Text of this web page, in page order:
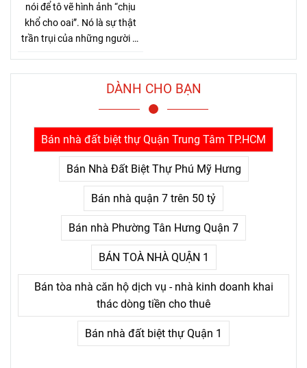
nói để tô vẽ hình ảnh “chịu
khổ cho oai”. Nó là sự thật
trần trụi của những người đi
người chỉ nhận ra sau khi đã
phải là khó khăn lớn, mà là
nỗi đau kéo dài không thấy
điểm kết.
DÀNH CHO BẠN
Bán nhà đất biệt thự Quận Trung Tâm TP.HCM
Bán Nhà Đất Biệt Thự Phú Mỹ Hưng
Bán nhà quận 7 trên 50 tỷ
Bán nhà Phường Tân Hưng Quận 7
BÁN TOÀ NHÀ QUẬN 1
Bán tòa nhà căn hộ dịch vụ - nhà kinh doanh khai
thác dòng tiền cho thuê
Bán nhà đất biệt thự Quận 1